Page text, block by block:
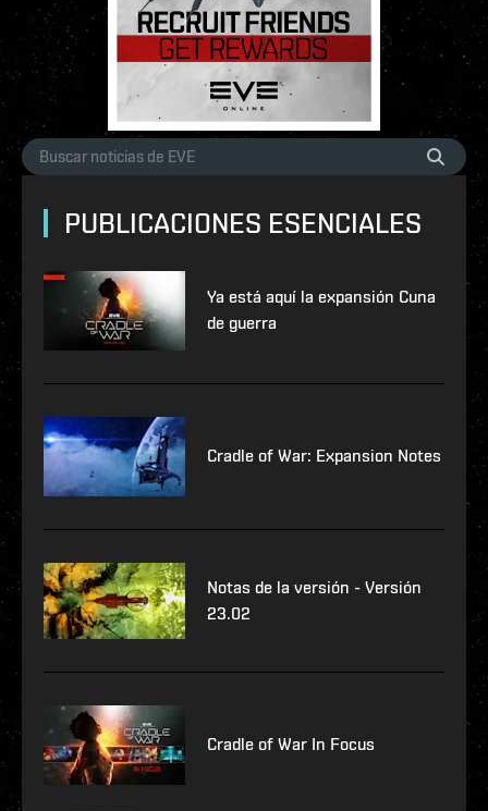
PUBLICACIONES ESENCIALES
Ya está aquí la expansión Cuna
de guerra
Cradle of War: Expansion Notes
Notas de la versión - Versión
23.02
Cradle of War In Focus